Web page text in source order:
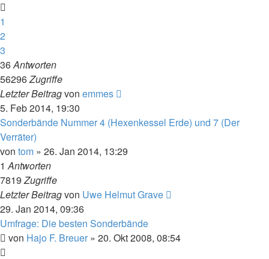
1
2
3
36Antworten
56296Zugriffe
Letzter Beitragvon emmes
5. Feb 2014, 19:30
Sonderbände Nummer 4 (Hexenkessel Erde) und 7 (Der
Verräter)
von tom » 26. Jan 2014, 13:29
1Antworten
7819Zugriffe
Letzter Beitragvon Uwe Helmut Grave
29. Jan 2014, 09:36
Umfrage: Die besten Sonderbände
von Hajo F. Breuer » 20. Okt 2008, 08:54